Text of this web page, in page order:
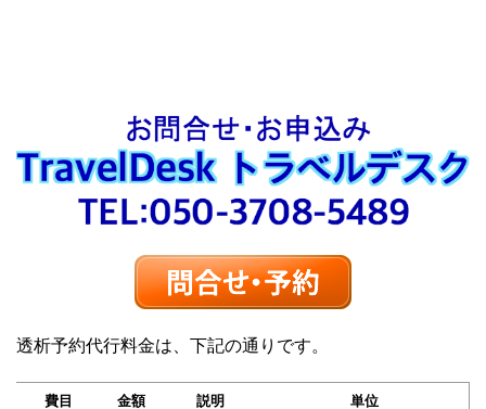
透析予約代行料金は、下記の通りです。
費目 金額 説明 単位